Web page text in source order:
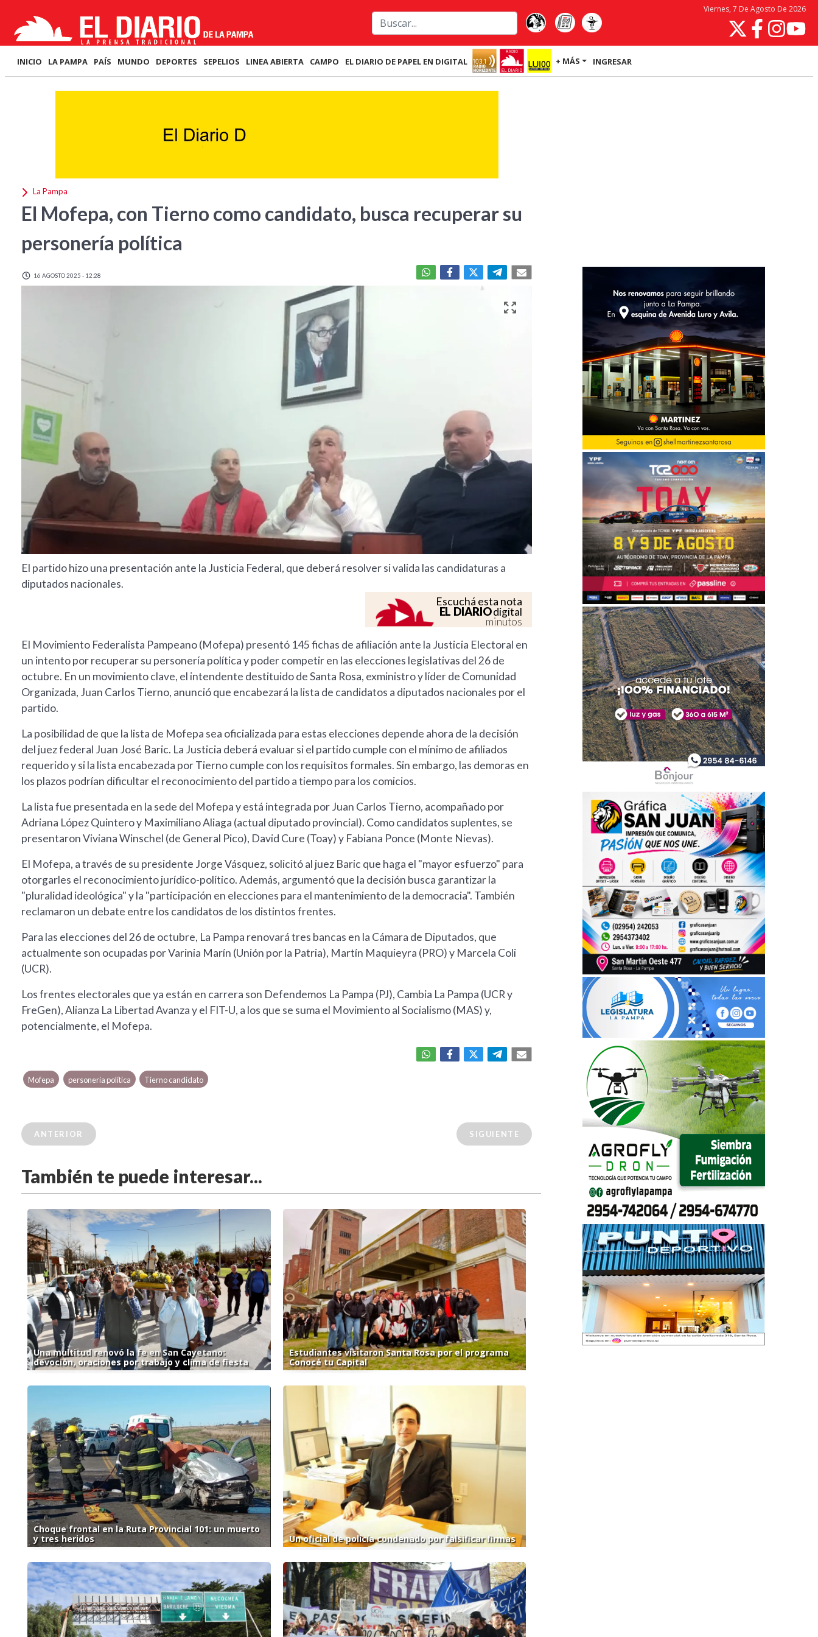
Viernes, 7 De Agosto De 2026
INICIO LA PAMPA PAÍS MUNDO DEPORTES SEPELIOS LINEA ABIERTA CAMPO EL DIARIO DE PAPEL EN DIGITAL + MÁS INGRESAR
La Pampa
El Mofepa, con Tierno como candidato, busca recuperar su
personería política
16 AGOSTO 2025 - 12:28
El partido hizo una presentación ante la Justicia Federal, que deberá resolver si valida las candidaturas a
diputados nacionales.
Escuchá esta nota
EL DIARIOdigital
minutos
El Movimiento Federalista Pampeano (Mofepa) presentó 145 fichas de afiliación ante la Justicia Electoral en
un intento por recuperar su personería política y poder competir en las elecciones legislativas del 26 de
octubre. En un movimiento clave, el intendente destituido de Santa Rosa, exministro y líder de Comunidad
Organizada, Juan Carlos Tierno, anunció que encabezará la lista de candidatos a diputados nacionales por el
partido.
La posibilidad de que la lista de Mofepa sea oficializada para estas elecciones depende ahora de la decisión
del juez federal Juan José Baric. La Justicia deberá evaluar si el partido cumple con el mínimo de afiliados
requerido y si la lista encabezada por Tierno cumple con los requisitos formales. Sin embargo, las demoras en
los plazos podrían dificultar el reconocimiento del partido a tiempo para los comicios.
La lista fue presentada en la sede del Mofepa y está integrada por Juan Carlos Tierno, acompañado por
Adriana López Quintero y Maximiliano Aliaga (actual diputado provincial). Como candidatos suplentes, se
presentaron Viviana Winschel (de General Pico), David Cure (Toay) y Fabiana Ponce (Monte Nievas).
El Mofepa, a través de su presidente Jorge Vásquez, solicitó al juez Baric que haga el "mayor esfuerzo" para
otorgarles el reconocimiento jurídico-político. Además, argumentó que la decisión busca garantizar la
"pluralidad ideológica" y la "participación en elecciones para el mantenimiento de la democracia". También
reclamaron un debate entre los candidatos de los distintos frentes.
Para las elecciones del 26 de octubre, La Pampa renovará tres bancas en la Cámara de Diputados, que
actualmente son ocupadas por Varinia Marín (Unión por la Patria), Martín Maquieyra (PRO) y Marcela Coli
(UCR).
Los frentes electorales que ya están en carrera son Defendemos La Pampa (PJ), Cambia La Pampa (UCR y
FreGen), Alianza La Libertad Avanza y el FIT-U, a los que se suma el Movimiento al Socialismo (MAS) y,
potencialmente, el Mofepa.
Mofepa personería política Tierno candidato
ANTERIOR SIGUIENTE
También te puede interesar...
Una multitud renovó la fe en San Cayetano:
devoción, oraciones por trabajo y clima de fiesta
Estudiantes visitaron Santa Rosa por el programa
Conocé tu Capital
Choque frontal en la Ruta Provincial 101: un muerto
y tres heridos
Un oficial de policía condenado por falsificar firmas